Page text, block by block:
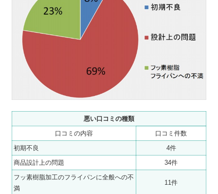
悪い口コミの種類
口コミの内容
口コミ件数
初期不良
4件
商品設計上の問題
34件
フッ素樹脂加工のフライパンに全般への不
満
11件